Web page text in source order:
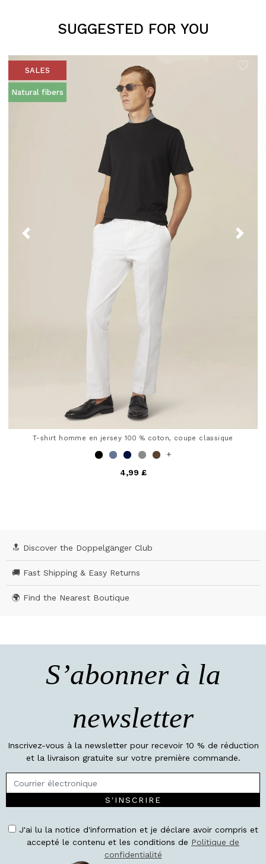
SUGGESTED FOR YOU
SALES
Natural fibers
T-shirt homme en jersey 100 % coton, coupe classique
+
4,99 £
🔝 Discover the Doppelgänger Club
🚚 Fast Shipping & Easy Returns
🌍 Find the Nearest Boutique
S’abonner à la
newsletter
Inscrivez-vous à la newsletter pour recevoir 10 % de réduction
et la livraison gratuite sur votre première commande.
S'INSCRIRE
J'ai lu la notice d'information et je déclare avoir compris et
accepté le contenu et les conditions de Politique de
confidentialité